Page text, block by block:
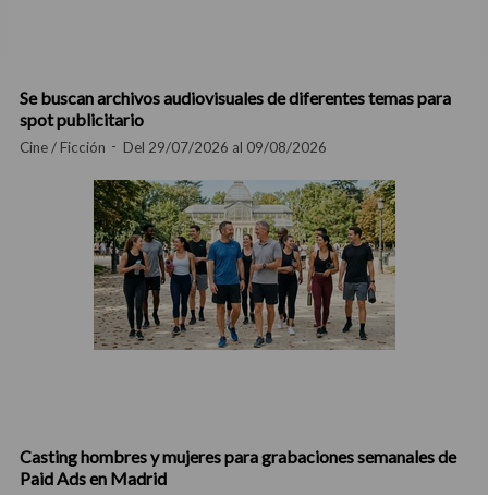
Se buscan archivos audiovisuales de diferentes temas para
spot publicitario
Cine / Ficción Del 29/07/2026 al 09/08/2026
Casting hombres y mujeres para grabaciones semanales de
Paid Ads en Madrid